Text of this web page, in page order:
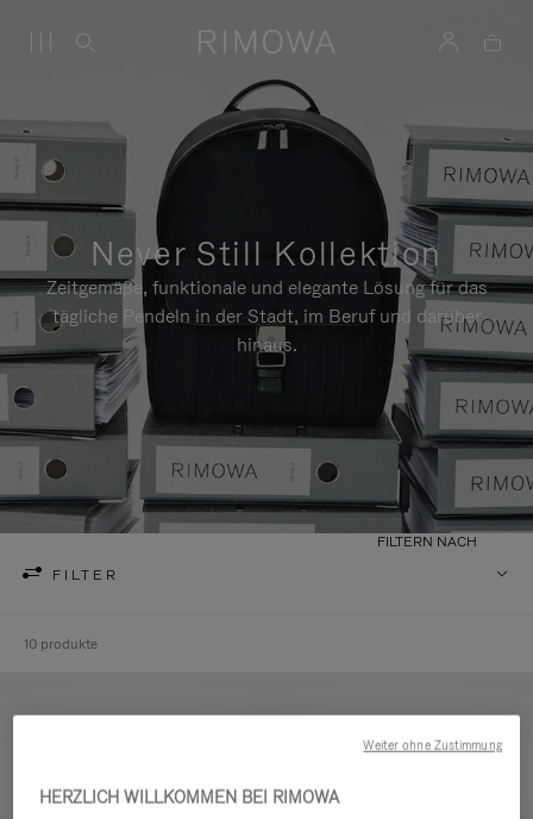
Never Still Kollektion
Zeitgemäße, funktionale und elegante Lösung für das
tägliche Pendeln in der Stadt, im Beruf und darüber
hinaus.
FILTER
FILTERN NACH
10 produkte
HERZLICH WILLKOMMEN BEI RIMOWA
Weiter ohne Zustimmung